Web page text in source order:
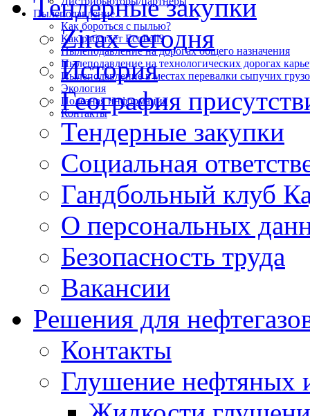
Пылеподавление
Как бороться с пылью?
Как работает EcoPell?
Пылеподавление на дорогах общего назначения
Пылеподавление на технологических дорогах
Пылеподавление в местах перевалки сыпучих
Экология
Полезная информация
Контакты
Тендерные закупки
Zirax сегодня
История
География
Тендерные закупки
Социальная
Гандбольный клуб
О персональных
Безопасность труда
Вакансии
Решения для
Контакты
Глушение нефтяных